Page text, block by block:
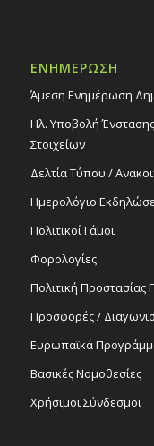
ΕΝΗΜΕΡΩΣΗ
Άμεση Ενημέρωση
Ηλ. Υποβολή
Στοιχείων
Δελτία Τύπου /
Ημερολόγιο
Πολιτικοί Γάμοι
Φορολογίες
Πολιτική
Προσφορές /
Ευρωπαϊκά
Βασικές Νομοθεσίες
Χρήσιμοι Σύνδεσμοι